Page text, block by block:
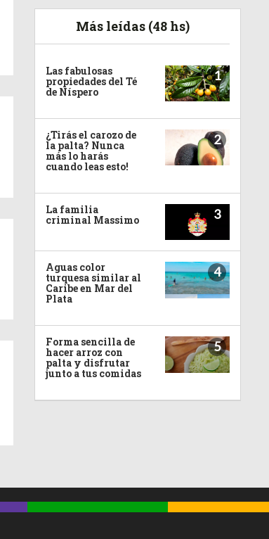
Más leídas (48 hs)
Las fabulosas
propiedades del Té
de Níspero
1
¿Tirás el carozo de
la palta? Nunca
más lo harás
cuando leas esto!
2
La familia
criminal Massimo 3
Aguas color
turquesa similar al
Caribe en Mar del
Plata
4
Forma sencilla de
hacer arroz con
palta y disfrutar
junto a tus comidas
5